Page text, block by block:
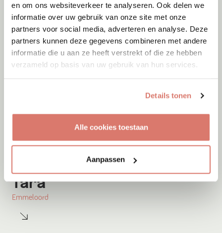
en om ons websiteverkeer te analyseren. Ook delen we
informatie over uw gebruik van onze site met onze
partners voor social media, adverteren en analyse. Deze
partners kunnen deze gegevens combineren met andere
informatie die u aan ze heeft verstrekt of die ze hebben
verzameld op basis van uw gebruik van hun services.
Details tonen
Alle cookies toestaan
Aanpassen
Tara
Emmeloord